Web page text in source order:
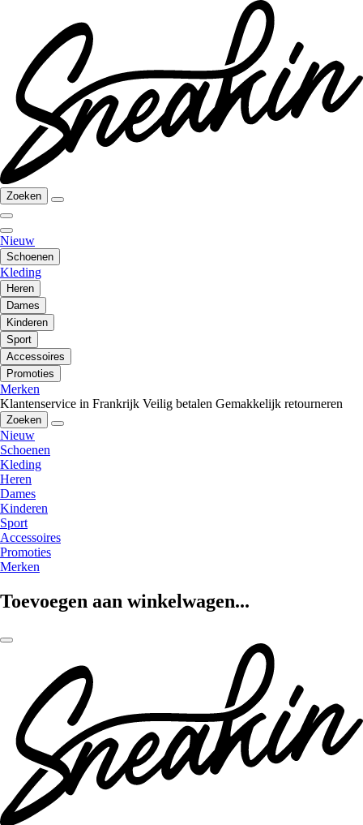
Zoeken
Nieuw
Schoenen
Kleding
Heren
Dames
Kinderen
Sport
Accessoires
Promoties
Merken
Klantenservice in Frankrijk Veilig betalen Gemakkelijk retourneren
Zoeken
Nieuw
Schoenen
Kleding
Heren
Dames
Kinderen
Sport
Accessoires
Promoties
Merken
Toevoegen aan winkelwagen...